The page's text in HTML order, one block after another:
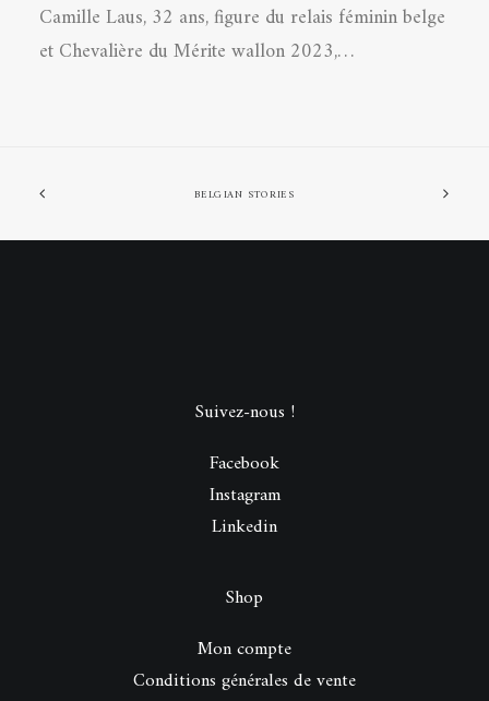
Camille Laus, 32 ans, figure du relais féminin belge
et Chevalière du Mérite wallon 2023,…
BELGIAN STORIES
Suivez-nous !
Facebook
Instagram
Linkedin
Shop
Mon compte
Conditions générales de vente